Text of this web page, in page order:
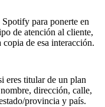
Spotify para ponerte en
de atención al cliente,
de esa interacción.
eres titular de un plan
dirección, calle,
provincia y país.